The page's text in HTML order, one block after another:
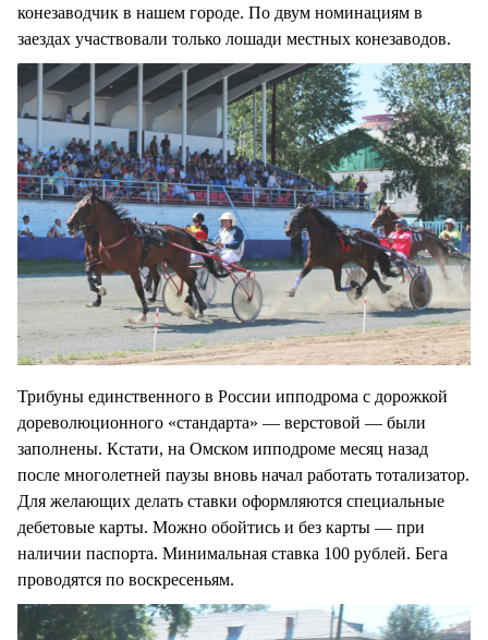
конезаводчик в нашем городе. По двум номинациям в
заездах участвовали только лошади местных конезаводов.
Трибуны единственного в России ипподрома с дорожкой
дореволюционного «стандарта» — верстовой — были
заполнены. Кстати, на Омском ипподроме месяц назад
после многолетней паузы вновь начал работать тотализатор.
Для желающих делать ставки оформляются специальные
дебетовые карты. Можно обойтись и без карты — при
наличии паспорта. Минимальная ставка 100 рублей. Бега
проводятся по воскресеньям.